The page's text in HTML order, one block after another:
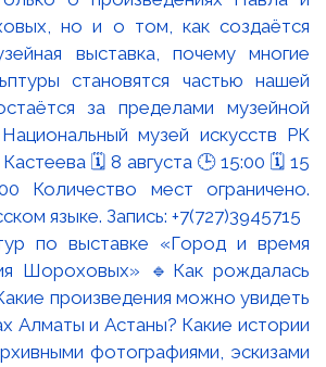
по выставке «Город и время
Шороховых» 🔹Как рождалась
произведения можно увидеть
Алматы и Астаны? Какие истории
фотографиями, эскизами